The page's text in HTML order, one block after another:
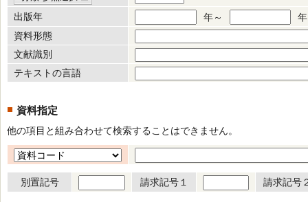
出版年 年～
年
資料形態
文献識別
テキストの言語
資料指定
他の項目と組み合わせて検索することはできません。
別置記号 請求記号１ 請求記号